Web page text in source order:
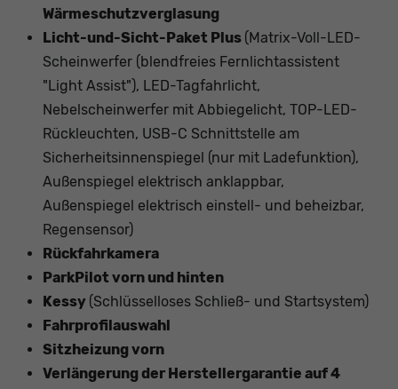
Wärmeschutzverglasung
Licht-und-Sicht-Paket Plus (Matrix-Voll-LED-
Scheinwerfer (blendfreies Fernlichtassistent
"Light Assist"), LED-Tagfahrlicht,
Nebelscheinwerfer mit Abbiegelicht, TOP-LED-
Rückleuchten, USB-C Schnittstelle am
Sicherheitsinnenspiegel (nur mit Ladefunktion),
Außenspiegel elektrisch anklappbar,
Außenspiegel elektrisch einstell- und beheizbar,
Regensensor)
Rückfahrkamera
ParkPilot vorn und hinten
Kessy (Schlüsselloses Schließ- und Startsystem)
Fahrprofilauswahl
Sitzheizung vorn
Verlängerung der Herstellergarantie auf 4